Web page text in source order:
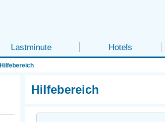
Lastminute Hotels
Hilfebereich
Hilfebereich